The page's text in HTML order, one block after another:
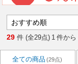
29 件 (全29点) 1 件から
全ての商品 (29点)